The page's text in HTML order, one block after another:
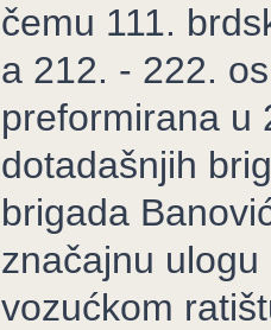
čemu 111.
a 212. - 222.
preformirana u
dotadašnjih
brigada
značajnu
vozućkom